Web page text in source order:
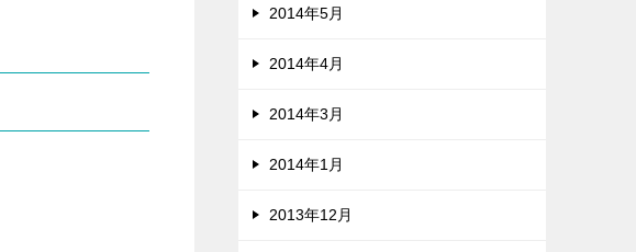
2014年5月
2014年4月
2014年3月
2014年1月
2013年12月